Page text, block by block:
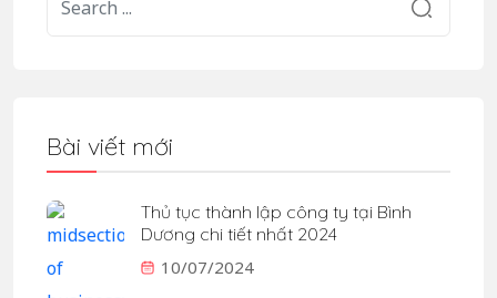
Bài viết mới
Thủ tục thành lập công ty tại Bình
Dương chi tiết nhất 2024
10/07/2024